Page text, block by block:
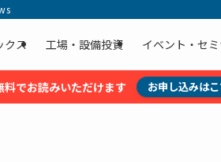
クス 工場・設備投資 イベント・セ
でお読みいただけます お申し込みは